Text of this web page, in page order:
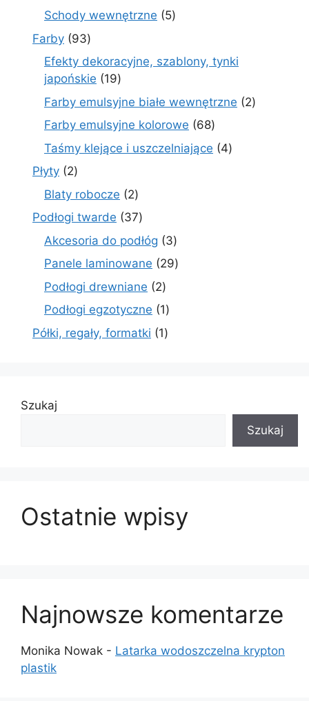
Schody wewnętrzne 55
Farby 9393
produkty
Efekty dekoracyjne, szablony, tynki
japońskie
1919
produktów
Farby emulsyjne białe wewnętrzne 22
Farby emulsyjne kolorowe 6868
produktów
Taśmy klejące i uszczelniające 44
Płyty 22
produkty
Blaty robocze 22
produkty
Podłogi twarde 3737
produktów
Akcesoria do podłóg 33
produkty
Panele laminowane 2929
Podłogi drewniane 22
produkty
Podłogi egzotyczne 11
produkt
Półki, regały, formatki 11
Szukaj
Szukaj
Ostatnie wpisy
Najnowsze komentarze
Monika Nowak - Latarka wodoszczelna krypton
plastik